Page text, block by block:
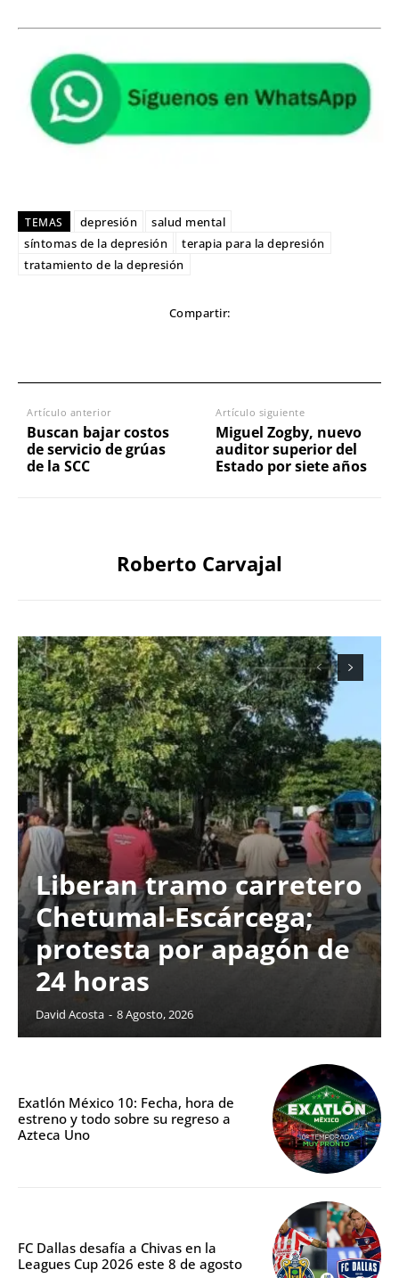
TEMAS depresión
salud mental
síntomas de la depresión
terapia para la depresión
tratamiento de la depresión
Compartir:
Artículo anterior
Buscan bajar costos
de servicio de grúas
de la SCC
Artículo siguiente
Miguel Zogby, nuevo
auditor superior del
Estado por siete años
Roberto Carvajal
Liberan tramo carretero
Chetumal-Escárcega;
protesta por apagón de
24 horas
David Acosta - 8 Agosto, 2026
Exatlón México 10: Fecha, hora de
estreno y todo sobre su regreso a
Azteca Uno
FC Dallas desafía a Chivas en la
Leagues Cup 2026 este 8 de agosto